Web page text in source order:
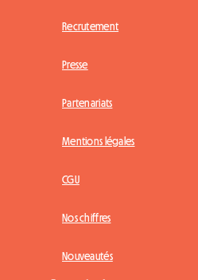
Recrutement
Presse
Partenariats
Mentions légales
CGU
Nos chiffres
Nouveautés